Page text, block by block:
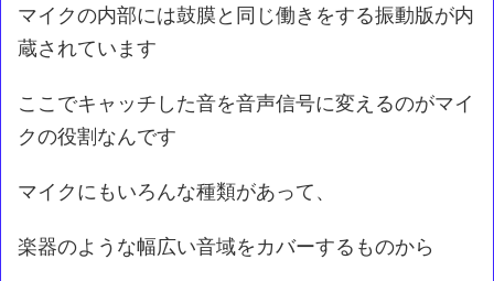
マイクの内部には鼓膜と同じ働きをする振動版が内
蔵されています
ここでキャッチした音を音声信号に変えるのがマイ
クの役割なんです
マイクにもいろんな種類があって、
楽器のような幅広い音域をカバーするものから